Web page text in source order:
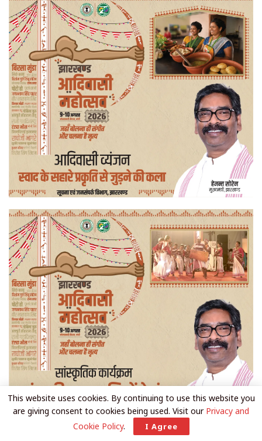
This website uses cookies. By continuing to use this website you
are giving consent to cookies being used. Visit our Privacy and
Cookie Policy. I Agree